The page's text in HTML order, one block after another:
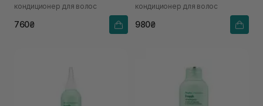
кондиционер для волос
760₴
кондиционер для волос
980₴